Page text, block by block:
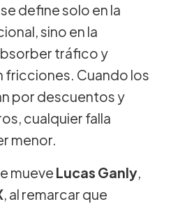
define solo en la
sino en la
tráfico y
fricciones. Cuando los
por descuentos y
cualquier falla
menor.
mueve Lucas Ganly,
, al remarcar que